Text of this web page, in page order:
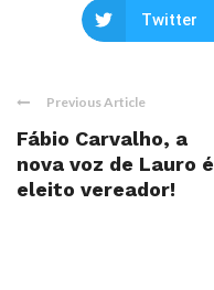
Twitter
Previous Article
Fábio Carvalho, a
nova voz de Lauro é
eleito vereador!